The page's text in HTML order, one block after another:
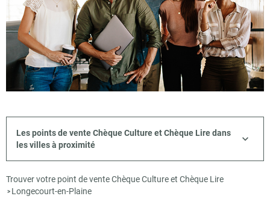
Les points de vente Chèque Culture et Chèque Lire dans
les villes à proximité
Trouver votre point de vente Chèque Culture et Chèque Lire
> Longecourt-en-Plaine